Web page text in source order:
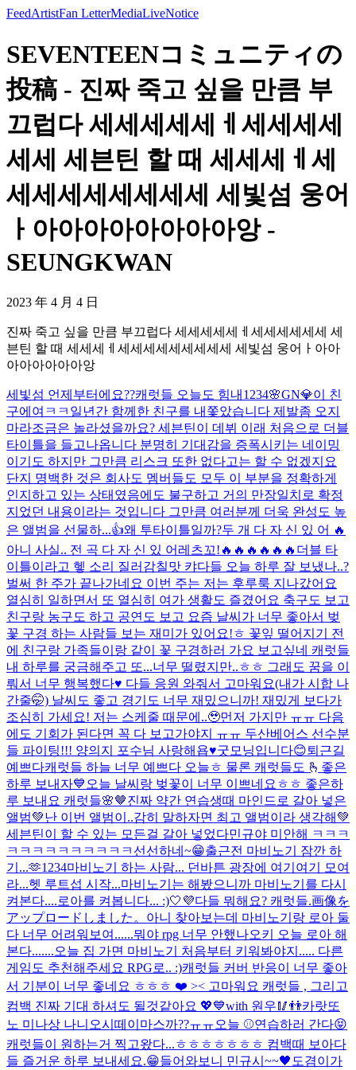
FeedArtistFan LetterMediaLiveNotice
SEVENTEENコミュニティの
投稿 - 진짜 죽고 싶을 만큼 부
끄럽다 세세세세세ㅔ세세세세
세세 세븐틴 할 때 세세세ㅔ세
세세세세세세세세 세빛섬 웅어
ㅏ아아아아아아아아앙 -
SEUNGKWAN
2023 年 4 月 4 日
진짜 죽고 싶을 만큼 부끄럽다 세세세세세ㅔ세세세세세세 세
븐틴 할 때 세세세ㅔ세세세세세세세세세 세빛섬 웅어ㅏ아아
아아아아아아앙
세빛섬 언제부터에요??캐럿들 오늘도 힘내 1234🌸GN💎이 친
구에여ㅋㅋ 일년간 함께한 친구를 내쫓았습니다 제발좀 오지
마라조금은 놀라셨을까요? 세븐틴이 데뷔 이래 처음으로 더블
타이틀을 들고나옵니다 분명히 기대감을 증폭시키는 네이밍
이기도 하지만 그만큼 리스크 또한 없다고는 할 수 없겠지요
단지 명백한 것은 회사도 멤버들도 모두 이 부분을 정확하게
인지하고 있는 상태였음에도 불구하고 거의 만장일치로 확정
지었던 내용이라는 것입니다 그만큼 여러분께 더욱 완성도 높
은 앨범을 선물하...👍왜 투타이틀일까?두 개 다 자 신 있 어 🔥
아니 사실.. 전 곡 다 자 신 있 어 레츠꼬!🔥🔥🔥🔥🔥🔥 더블 타
이틀이라고 헿 소리 질러 감칠맛 캬다들 오늘 하루 잘 보냈나..?
벌써 한 주가 끝나가네요 이번 주는 저는 후루룩 지나갔어요
열심히 일하면서 또 열심히 여가 생활도 즐겼어요 축구도 보고
친구랑 농구도 하고 공연도 보고 요즘 날씨가 너무 좋아서 벚
꽃 구경 하는 사람들 보는 재미가 있어요!ㅎ 꽃잎 떨어지기 전
에 친구랑 가족들이랑 같이 꽃 구경하러 가요 보고싶네 캐럿들
내 하루를 궁금해주고 또...너무 떨렸지만..ㅎㅎ 그래도 꿈을 이
뤄서 너무 행복했다♥️ 다들 응원 와줘서 고마워요(내가 시합 나
간줄🤭) 날씨도 좋고 경기도 너무 재밌으니까! 재밌게 보다가
조심히 가세요! 저는 스케줄 때문에..🥹먼저 가지만 ㅠㅠ 다음
에도 기회가 된다면 꼭 다 보고가야지 ㅠㅠ 두산베어스 선수분
들 파이팅!!! 양의지 포수님 사랑해욥♥️굿모닝입니다😊퇴근길
예쁘다캐럿들 하늘 너무 예쁘다 오늘ㅎ 물론 캐럿들도 🫰 좋은
하루 보내자💙 오늘 날씨랑 벚꽃이 너무 이쁘네요ㅎㅎ 좋은하
루 보내요 캐럿들🌸🤎진짜 약간 연습생때 마인드로 갈아 넣은
앨범💚난 이번 앨범이..감히 말하자면 최고 앨범이라 생각해💚
세븐틴이 할 수 있는 모든걸 갈아 넣었다민규야 미안해 ㅋㅋㅋ
ㅋㅋㅋㅋㅋㅋㅋㅋㅋㅋ 선선하네~😁출근전 마비노기 잠깐 하
기...🫶1234마비노기 하는 사람... 던바튼 광장에 여기여기 모여
라...헷 루트섭 시작...마비노기는 해봤으니까 마비노기를 다시
켜본다....로아를 켜봅니다... :)🤍💜다들 뭐해요? 캐럿들.画像を
アップロードしました。 아니 찾아보는데 마비노기랑 로아 둘
다 너무 어려워보여......뭐야 rpg 너무 안했나오키 오늘 로아 해
본다.......오늘 집 가면 마비노기 처음부터 키워봐야지..... 다른
게임도 추천해주세요 RPG로.. :)캐럿들 커버 반응이 너무 좋아
서 기분이 너무 좋네요 ㅎㅎㅎ ❤️ >< 고마워요 캐럿들 , 그리고
컴백 진짜 기대 하셔도 될것같아요 💖💙with 원우🥢👬카랏또
노 미나상 나니오시떼이마스까??ㅠㅠ오늘 ⚾️연습하러 간다😝
캐럿들이 원하는거 찍고왔다...ㅎㅎㅎㅎㅎㅎㅎ 컴백때 보아다
들 즐거운 하루 보내세요.😁들어와보니 민규시~~🖤 도겸이가